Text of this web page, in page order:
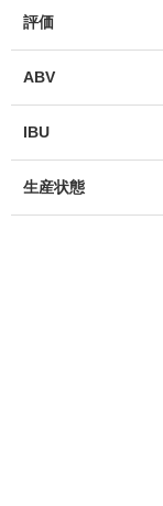
評価
ABV
IBU
生産状態